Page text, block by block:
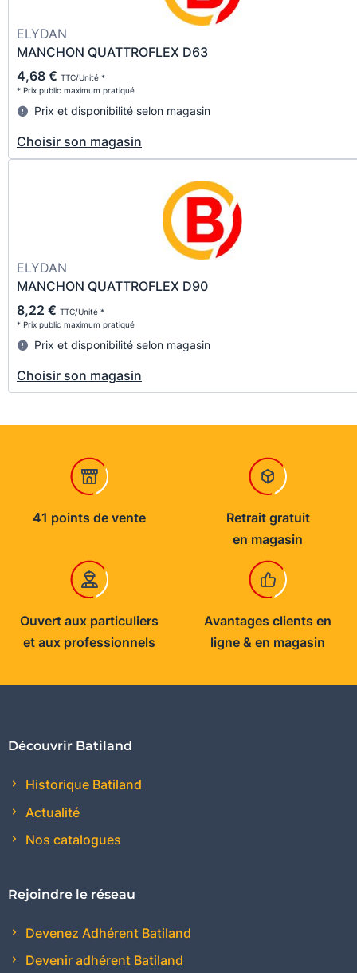
ELYDAN
MANCHON QUATTROFLEX D63
4,68 € TTC/Unité *
* Prix public maximum pratiqué
Prix et disponibilité selon magasin
Choisir son magasin
ELYDAN
MANCHON QUATTROFLEX D90
8,22 € TTC/Unité *
* Prix public maximum pratiqué
Prix et disponibilité selon magasin
Choisir son magasin
41 points de vente
Retrait gratuit
en magasin
Ouvert aux particuliers
et aux professionnels
Avantages clients en
ligne & en magasin
Découvrir Batiland
Historique Batiland
Actualité
Nos catalogues
Rejoindre le réseau
Devenez Adhérent Batiland
Devenir adhérent Batiland